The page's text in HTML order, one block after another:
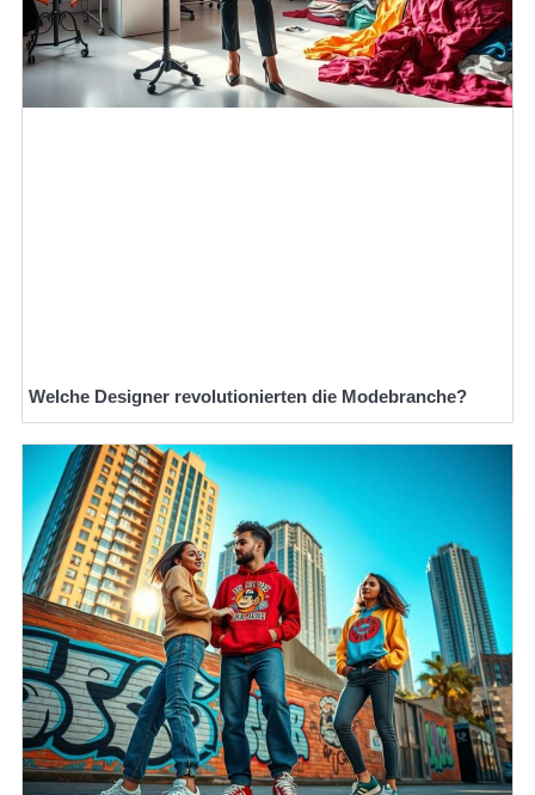
Welche Designer revolutionierten die Modebranche?